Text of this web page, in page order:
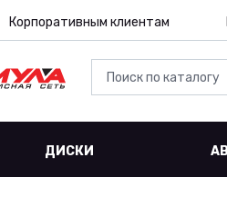
Корпоративным клиентам
ДИСКИ